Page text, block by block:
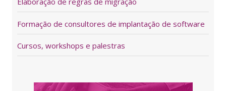
Formação de consultores de implantação de software
Cursos, workshops e palestras